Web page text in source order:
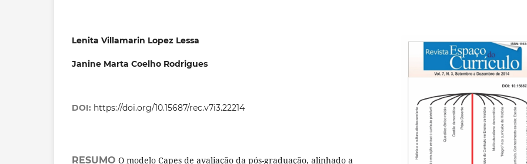
Lenita Villamarin Lopez Lessa
Janine Marta Coelho Rodrigues
DOI: https://doi.org/10.15687/rec.v7i3.22214
RESUMO O modelo Capes de avaliação da pós-graduação, alinhado a